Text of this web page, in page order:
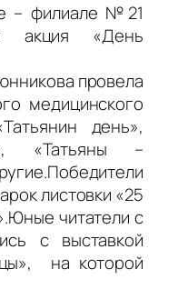
– филиале №21
акция «День
провела
медицинского
день»,
«Татьяны –
листовки «25
читатели с
с выставкой
на которой